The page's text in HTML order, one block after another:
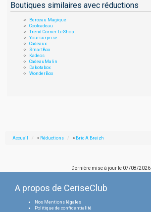
Boutiques similaires avec réductions
Berceau Magique
Coolcadeau
Trend Corner LeShop
Yoursurprise
Cadeaux
SmartBox
Kadeos
CadeauMalin
Dakotabox
WonderBox
Accueil » Réductions » Bric A Breizh
Dernière mise à jour le 07/08/2026
A propos de CeriseClub
Nos Mentions légales
Politique de confidentialité